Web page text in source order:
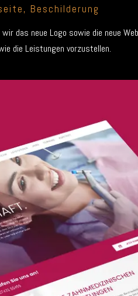
Beschilderung
wir das neue Logo sowie die neue
die Leistungen vorzustellen.